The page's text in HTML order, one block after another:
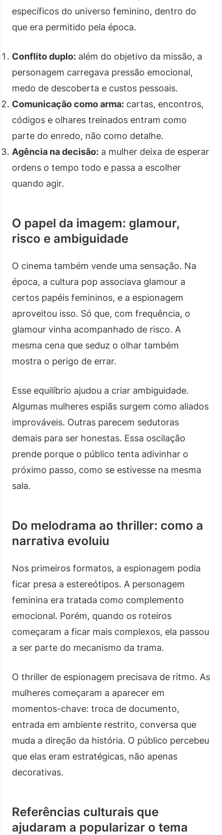
específicos do universo feminino, dentro do
que era permitido pela época.
Conflito duplo: além do objetivo da missão, a
personagem carregava pressão emocional,
medo de descoberta e custos pessoais.
Comunicação como arma: cartas, encontros,
códigos e olhares treinados entram como
parte do enredo, não como detalhe.
Agência na decisão: a mulher deixa de esperar
ordens o tempo todo e passa a escolher
quando agir.
O papel da imagem: glamour,
risco e ambiguidade
O cinema também vende uma sensação. Na
época, a cultura pop associava glamour a
certos papéis femininos, e a espionagem
aproveitou isso. Só que, com frequência, o
glamour vinha acompanhado de risco. A
mesma cena que seduz o olhar também
mostra o perigo de errar.
Esse equilíbrio ajudou a criar ambiguidade.
Algumas mulheres espiãs surgem como aliados
improváveis. Outras parecem sedutoras
demais para ser honestas. Essa oscilação
prende porque o público tenta adivinhar o
próximo passo, como se estivesse na mesma
sala.
Do melodrama ao thriller: como a
narrativa evoluiu
Nos primeiros formatos, a espionagem podia
ficar presa a estereótipos. A personagem
feminina era tratada como complemento
emocional. Porém, quando os roteiros
começaram a ficar mais complexos, ela passou
a ser parte do mecanismo da trama.
O thriller de espionagem precisava de ritmo. As
mulheres começaram a aparecer em
momentos-chave: troca de documento,
entrada em ambiente restrito, conversa que
muda a direção da história. O público percebeu
que elas eram estratégicas, não apenas
decorativas.
Referências culturais que
ajudaram a popularizar o tema